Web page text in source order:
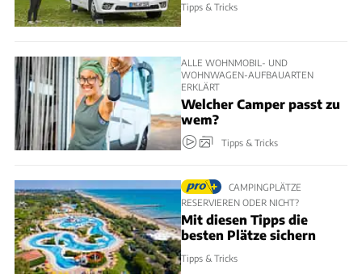
Tipps & Tricks
ALLE WOHNMOBIL- UND
WOHNWAGEN-AUFBAUARTEN
ERKLÄRT
Welcher Camper passt zu
wem?
Tipps & Tricks
CAMPINGPLÄTZE
RESERVIEREN ODER NICHT?
Mit diesen Tipps die
besten Plätze sichern
Tipps & Tricks